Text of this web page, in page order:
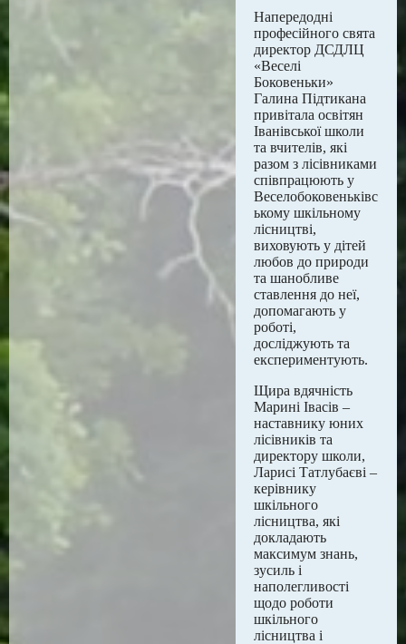
Напередодні
професійного свята
директор ДСДЛЦ
«Веселі
Боковеньки»
Галина Підтикана
привітала освітян
Іванівської школи
та вчителів, які
разом з лісівниками
співпрацюють у
Веселобоковеньківс
ькому шкільному
лісництві,
виховують у дітей
любов до природи
та шанобливе
ставлення до неї,
допомагають у
роботі,
досліджують та
експериментують.
Щира вдячність
Марині Івасів –
наставнику юних
лісівників та
директору школи,
Ларисі Татлубаєві –
керівнику
шкільного
лісництва, які
докладають
максимум знань,
зусиль і
наполегливості
щодо роботи
шкільного
лісництва і